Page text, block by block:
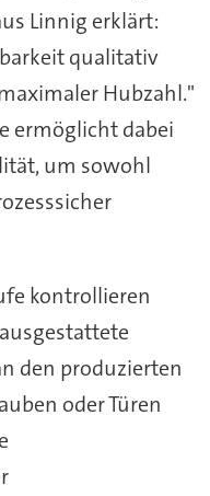
Linnig erklärt:
qualitativ
Hubzahl."
ermöglicht dabei
um sowohl
kontrollieren
den produzierten
oder Türen